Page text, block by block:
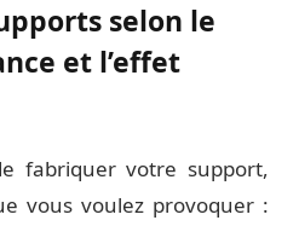
selon le
et l’effet
fabriquer votre support,
vous voulez provoquer :